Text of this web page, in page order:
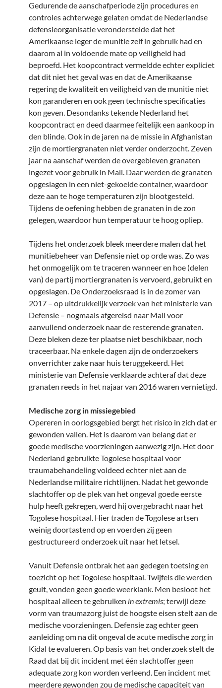
Gedurende de aanschafperiode zijn procedures en
controles achterwege gelaten omdat de Nederlandse
defensieorganisatie veronderstelde dat het
Amerikaanse leger de munitie zelf in gebruik had en
daarom al in voldoende mate op veiligheid had
beproefd. Het koopcontract vermeldde echter expliciet
dat dit niet het geval was en dat de Amerikaanse
regering de kwaliteit en veiligheid van de munitie niet
kon garanderen en ook geen technische specificaties
kon geven. Desondanks tekende Nederland het
koopcontract en deed daarmee feitelijk een aankoop in
den blinde. Ook in de jaren na de missie in Afghanistan
zijn de mortiergranaten niet verder onderzocht. Zeven
jaar na aanschaf werden de overgebleven granaten
ingezet voor gebruik in Mali. Daar werden de granaten
opgeslagen in een niet-gekoelde container, waardoor
deze aan te hoge temperaturen zijn blootgesteld.
Tijdens de oefening hebben de granaten in de zon
gelegen, waardoor hun temperatuur te hoog opliep.
Tijdens het onderzoek bleek meerdere malen dat het
munitiebeheer van Defensie niet op orde was. Zo was
het onmogelijk om te traceren wanneer en hoe (delen
van) de partij mortiergranaten is vervoerd, gebruikt en
opgeslagen. De Onderzoeksraad is in de zomer van
2017 – op uitdrukkelijk verzoek van het ministerie van
Defensie – nogmaals afgereisd naar Mali voor
aanvullend onderzoek naar de resterende granaten.
Deze bleken deze ter plaatse niet beschikbaar, noch
traceerbaar. Na enkele dagen zijn de onderzoekers
onverrichter zake naar huis teruggekeerd. Het
ministerie van Defensie verklaarde achteraf dat deze
granaten reeds in het najaar van 2016 waren vernietigd.
Medische zorg in missiegebied
Opereren in oorlogsgebied bergt het risico in zich dat er
gewonden vallen. Het is daarom van belang dat er
goede medische voorzieningen aanwezig zijn. Het door
Nederland gebruikte Togolese hospitaal voor
traumabehandeling voldeed echter niet aan de
Nederlandse militaire richtlijnen. Nadat het gewonde
slachtoffer op de plek van het ongeval goede eerste
hulp heeft gekregen, werd hij overgebracht naar het
Togolese hospitaal. Hier traden de Togolese artsen
weinig doortastend op en voerden zij geen
gestructureerd onderzoek uit naar het letsel.
Vanuit Defensie ontbrak het aan gedegen toetsing en
toezicht op het Togolese hospitaal. Twijfels die werden
geuit, vonden geen goede weerklank. Men besloot het
hospitaal alleen te gebruiken in extremis; terwijl deze
vorm van traumazorg juist de hoogste eisen stelt aan de
medische voorzieningen. Defensie zag echter geen
aanleiding om na dit ongeval de acute medische zorg in
Kidal te evalueren. Op basis van het onderzoek stelt de
Raad dat bij dit incident met één slachtoffer geen
adequate zorg kon worden verleend. Een incident met
meerdere gewonden zou de medische capaciteit van